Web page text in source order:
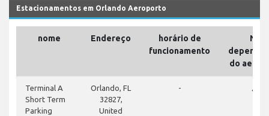
Estacionamentos em Orlando Aeroporto
nome Endereço
horário de
funcionamento
Nas
do
Terminal A
Short Term
Parking
Orlando, FL
32827,
United
- done